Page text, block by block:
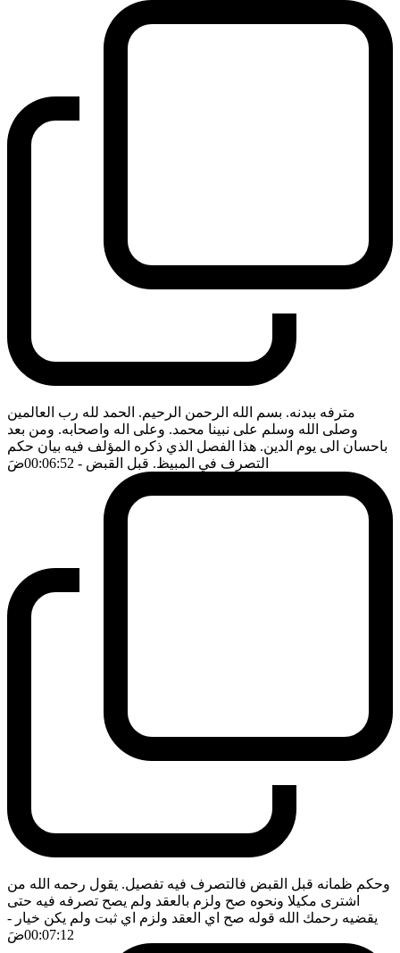
مترفه ببدنه. بسم الله الرحمن الرحيم. الحمد لله رب العالمين
وصلى الله وسلم على نبينا محمد. وعلى اله واصحابه. ومن بعد
باحسان الى يوم الدين. هذا الفصل الذي ذكره المؤلف فيه بيان حكم
التصرف في المبيظ. قبل القبض - 00:06:52 ضَ
وحكم ظمانه قبل القبض فالتصرف فيه تفصيل. يقول رحمه الله من
اشترى مكيلا ونحوه صح ولزم بالعقد ولم يصح تصرفه فيه حتى
يقضيه رحمك الله قوله صح اي العقد ولزم اي ثبت ولم يكن خيار -
00:07:12ضَ